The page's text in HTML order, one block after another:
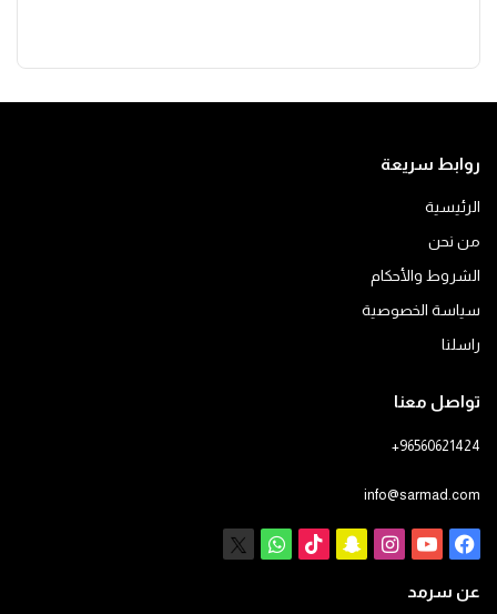
روابط سريعة
الرئيسية
من نحن
الشروط والأحكام
سياسة الخصوصية
راسلنا
تواصل معنا
+96560621424
info@sarmad.com
فيسبوكيوتيوبانستقرام
سناب ‫TikTokواتساب
عن سرمد